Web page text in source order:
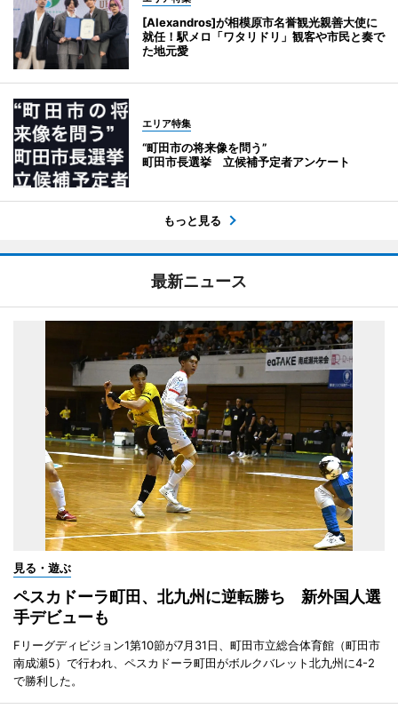
[Alexandros]が相模原市名誉観光親善大使に
就任！駅メロ「ワタリドリ」観客や市民と奏で
た地元愛
エリア特集
“町田市の将来像を問う”
町田市長選挙 立候補予定者アンケート
もっと見る
最新ニュース
見る・遊ぶ
ペスカドーラ町田、北九州に逆転勝ち 新外国人選
手デビューも
Fリーグディビジョン1第10節が7月31日、町田市立総合体育館（町田市
南成瀬5）で行われ、ペスカドーラ町田がボルクバレット北九州に4-2
で勝利した。